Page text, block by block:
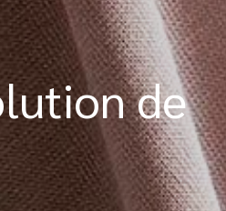
de